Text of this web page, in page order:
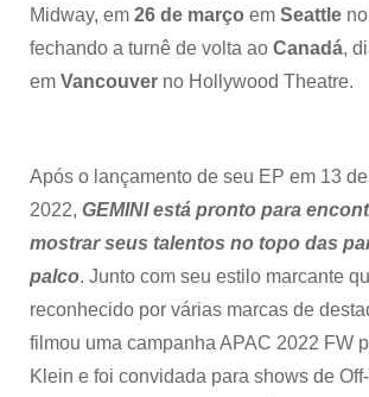
Midway, em 26 de março em Seattle
fechando a turnê de volta ao Canadá,
em Vancouver no Hollywood Theatre.
Após o lançamento de seu EP em 13
2022, GEMINI está pronto para
mostrar seus talentos no topo das
palco. Junto com seu estilo marcante
reconhecido por várias marcas de
filmou uma campanha APAC 2022 FW
Klein e foi convidada para shows de